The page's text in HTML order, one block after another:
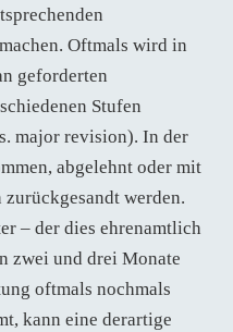
Oftmals wird in
geforderten
Stufen
major revision). In der
abgelehnt oder mit
werden.
– der dies ehrenamtlich
zwei und drei Monate
oftmals nochmals
kann eine derartige